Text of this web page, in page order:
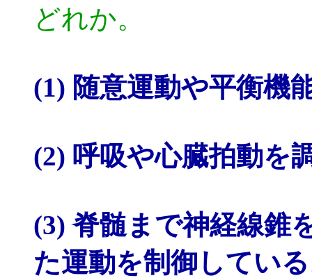
どれか。
(1) 随意運動や平衡機
(2) 呼吸や心臓拍動を
(3) 脊髄まで神経線錐
た運動を制御してい